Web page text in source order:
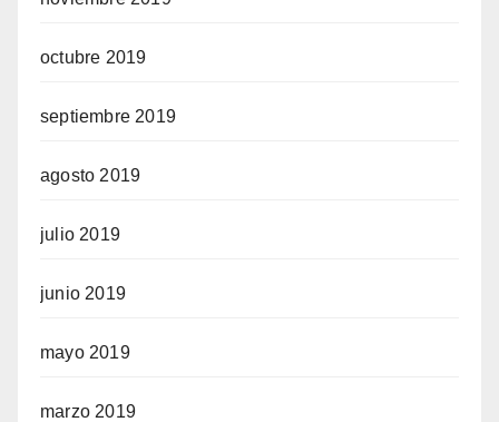
octubre 2019
septiembre 2019
agosto 2019
julio 2019
junio 2019
mayo 2019
marzo 2019